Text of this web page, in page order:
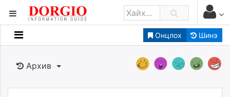
Онцлох Шинэ
Мэдээллийн
Банк санхүү
Бизнес ААН
Архив